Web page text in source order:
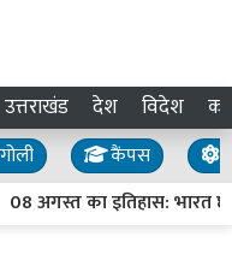
उत्तराखंड देश विदेश
कैंपस
08 अगस्त का इतिहास: भारत